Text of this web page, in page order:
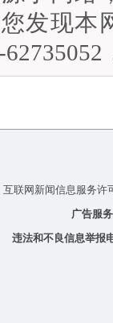
发现本
互联网新闻信息服务许
广告服
违法和不良信息举报